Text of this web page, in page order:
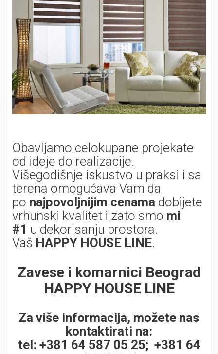
Obavljamo celokupane projekate
od ideje do realizacije.
Višegodišnje iskustvo u praksi i sa
terena omogućava Vam da
po najpovoljnijim cenama dobijete
vrhunski kvalitet i zato smo mi
#1 u dekorisanju prostora.
Vaš HAPPY HOUSE LINE.
Zavese i komarnici Beograd
HAPPY HOUSE LINE
Za više informacija, možete nas
kontaktirati na:
tel: +381 64 587 05 25; +381 64